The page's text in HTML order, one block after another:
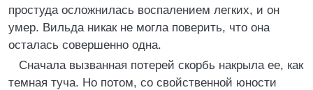
простуда осложнилась воспалением легких, и он
умер. Вильда никак не могла поверить, что она
осталась совершенно одна.
Сначала вызванная потерей скорбь накрыла ее, как
темная туча. Но потом, со свойственной юности